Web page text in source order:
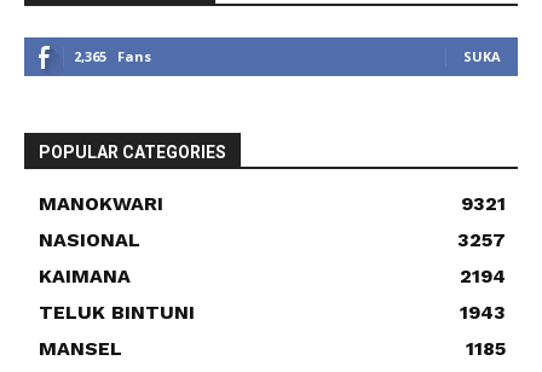
2,365 Fans SUKA
POPULAR CATEGORIES
MANOKWARI
9321
NASIONAL
3257
KAIMANA
2194
TELUK BINTUNI
1943
MANSEL
1185